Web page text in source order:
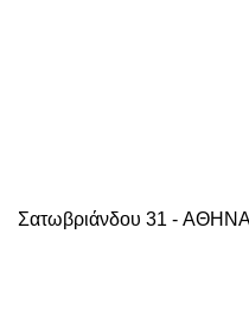
Σατωβριάνδου 31 - AΘHNA